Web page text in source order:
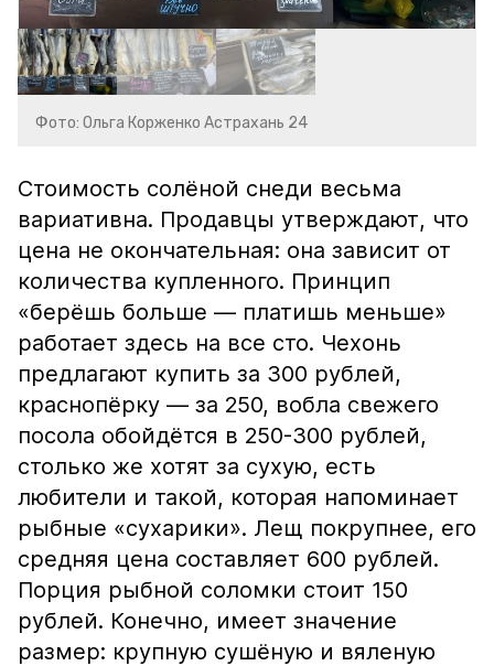
Фото: Ольга Корженко Астрахань 24
Стоимость солёной снеди весьма
вариативна. Продавцы утверждают, что
цена не окончательная: она зависит от
количества купленного. Принцип
«берёшь больше — платишь меньше»
работает здесь на все сто. Чехонь
предлагают купить за 300 рублей,
краснопёрку — за 250, вобла свежего
посола обойдётся в 250-300 рублей,
столько же хотят за сухую, есть
любители и такой, которая напоминает
рыбные «сухарики». Лещ покрупнее, его
средняя цена составляет 600 рублей.
Порция рыбной соломки стоит 150
рублей. Конечно, имеет значение
размер: крупную сушёную и вяленую